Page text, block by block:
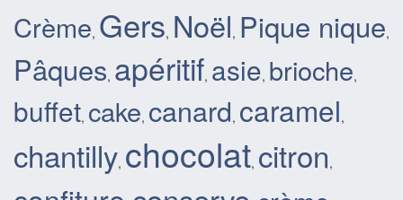
Crème, Gers, Noël, Pique nique,
Pâques, apéritif, asie, brioche,
buffet, cake, canard, caramel,
chantilly, chocolat, citron,